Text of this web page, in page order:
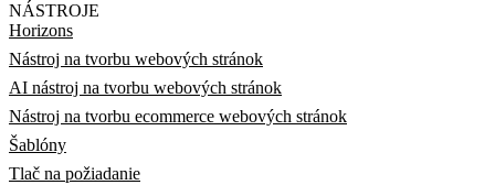
NÁSTROJE
Horizons
Nástroj na tvorbu webových stránok
AI nástroj na tvorbu webových stránok
Nástroj na tvorbu ecommerce webových stránok
Šablóny
Tlač na požiadanie